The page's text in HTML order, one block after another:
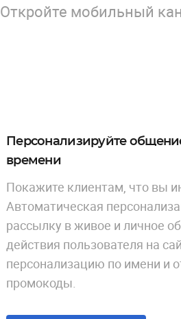
Откройте мобильный
Персонализируйте
времени
Покажите клиентам, что вы
Автоматическая
рассылку в живое и личное
действия пользователя на
персонализацию по имени и
промокоды.